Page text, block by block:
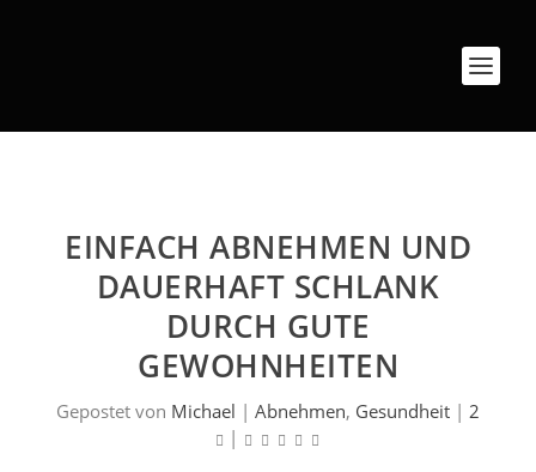
EINFACH ABNEHMEN UND
DAUERHAFT SCHLANK
DURCH GUTE
GEWOHNHEITEN
Gepostet von Michael | Abnehmen, Gesundheit | 2
|